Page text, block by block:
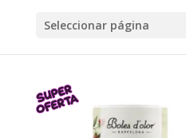
Seleccionar página